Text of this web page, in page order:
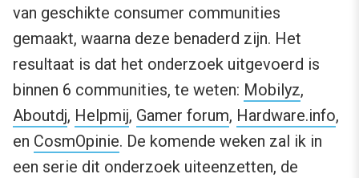
van geschikte consumer communities
gemaakt, waarna deze benaderd zijn. Het
resultaat is dat het onderzoek uitgevoerd is
binnen 6 communities, te weten: Mobilyz,
Aboutdj, Helpmij, Gamer forum, Hardware.info,
en CosmOpinie. De komende weken zal ik in
een serie dit onderzoek uiteenzetten, de